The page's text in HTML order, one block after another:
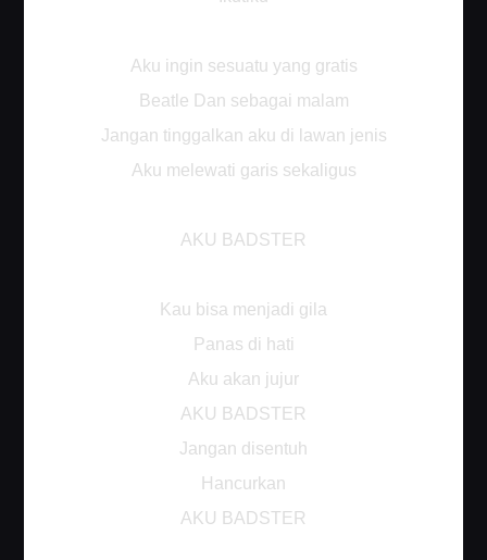
Aku ingin sesuatu yang gratis
Beatle Dan sebagai malam
Jangan tinggalkan aku di lawan jenis
Aku melewati garis sekaligus
AKU BADSTER
Kau bisa menjadi gila
Panas di hati
Aku akan jujur
AKU BADSTER
Jangan disentuh
Hancurkan
AKU BADSTER